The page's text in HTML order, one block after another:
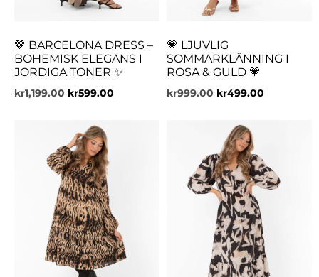
🤎 BARCELONA DRESS –
BOHEMISK ELEGANS I
JORDIGA TONER ✨
kr1,199.00 kr599.00
💗 LJUVLIG
SOMMARKLÄNNING I
ROSA & GULD 💗
kr999.00 kr499.00